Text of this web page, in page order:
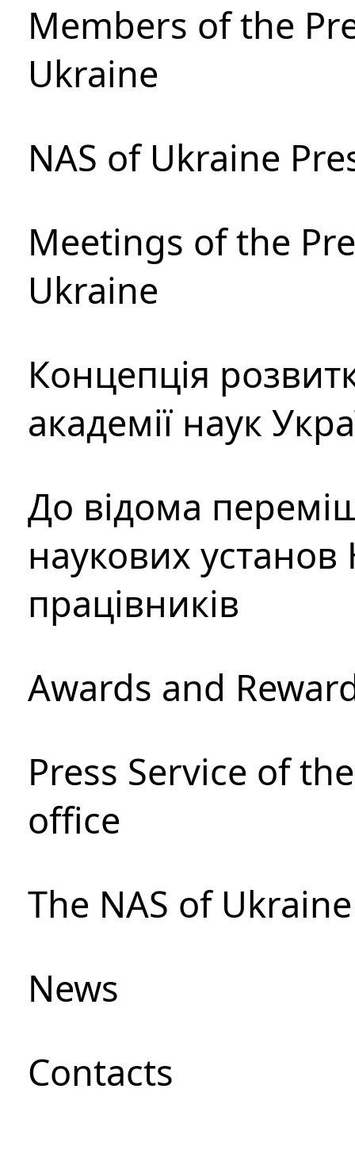
Members of the
Ukraine
NAS of Ukraine
Meetings of the
Ukraine
Концепція
академії наук
До відома
наукових установ
працівників
Awards and
Press Service of
office
The NAS of
News
Сontacts